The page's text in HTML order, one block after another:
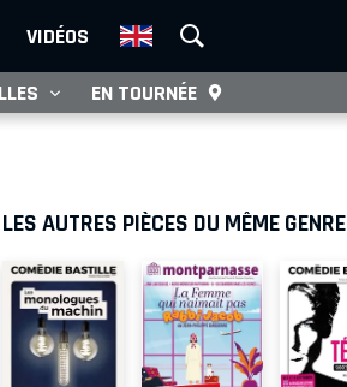
VIDÉOS
EN TOURNÉE
LES AUTRES PIÈCES DU MÊME GENRE